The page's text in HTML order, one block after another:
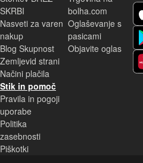
SKRBI
Nasveti za varen
nakup
Blog Skupnost
Zemljevid strani
Načini plačila
Stik in pomoč
Pravila in pogoji
uporabe
Politika
zasebnosti
Piškotki
bolha.com
Oglaševanje s
pasicami
Objavite oglas